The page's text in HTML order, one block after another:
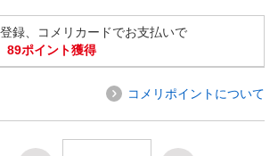
録、コメリカードでお支払いで
89ポイント獲得
コメリポイントについて